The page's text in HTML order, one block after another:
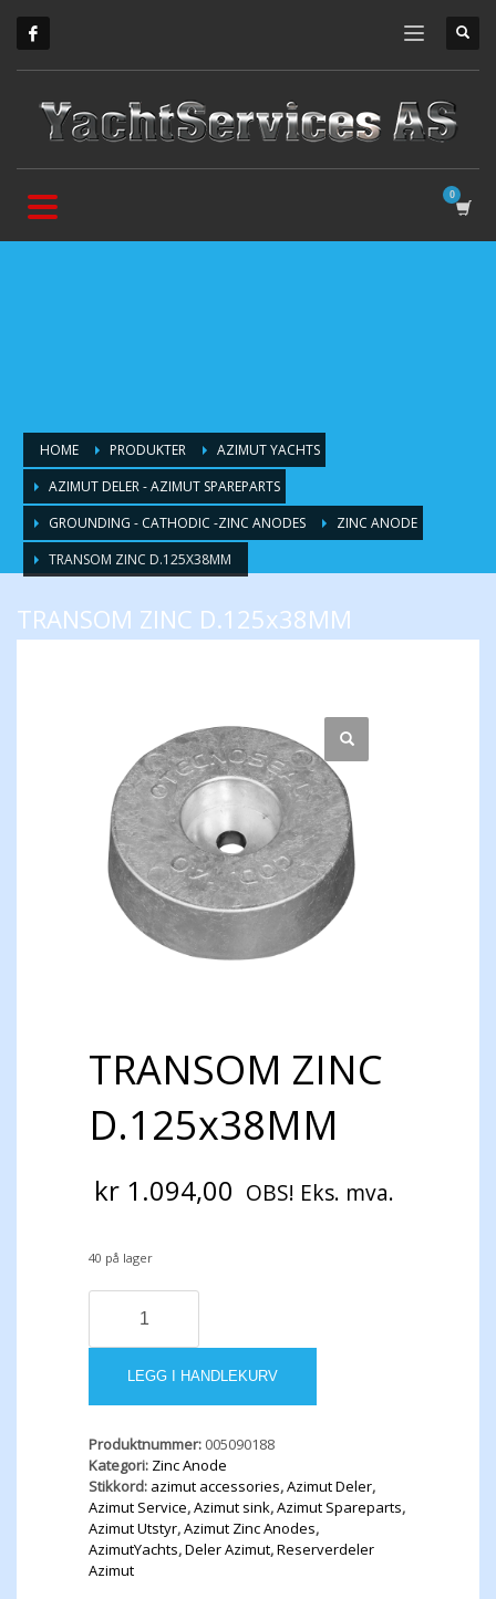
HOME PRODUKTER
AZIMUT YACHTS
AZIMUT DELER - AZIMUT SPAREPARTS
GROUNDING - CATHODIC -ZINC ANODES
ZINC ANODE
TRANSOM ZINC D.125X38MM
TRANSOM ZINC D.125x38MM
TRANSOM ZINC
D.125x38MM
kr 1.094,00 OBS! Eks. mva.
40 på lager
TRANSOM
D.125x38MM
LEGG I HANDLEKURV
Produktnummer: 005090188
Kategori: Zinc Anode
Stikkord: azimut accessories,Azimut Deler,
Azimut Service,Azimut sink,Azimut Spareparts,
Azimut Utstyr,Azimut Zinc Anodes,
AzimutYachts,Deler Azimut,Reserverdeler
Azimut